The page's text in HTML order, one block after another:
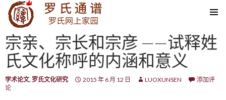
SKIP TO CONTENT
宗亲、宗长和宗彦 ——试释姓
氏文化称呼的内涵和意义
学术论文, 罗氏文化研究 2015 年 6 月 12 日 LUOXUNSEN
添加评
论